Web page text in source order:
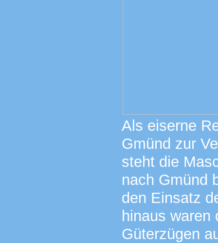
Als eiserne
Gmünd zur
steht die
nach Gmünd
den Einsatz
hinaus waren
Güterzügen